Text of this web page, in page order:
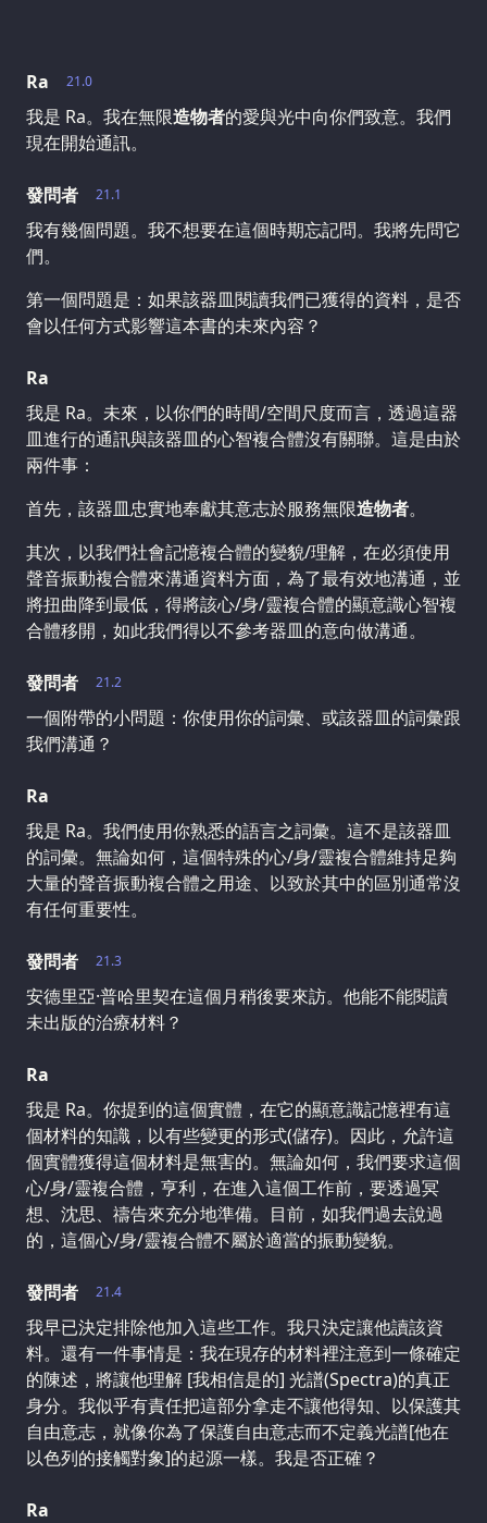
21.0
Ra
我是 Ra。我在無限造物者的愛與光中向你們致意。我們
現在開始通訊。
21.1
發問者
我有幾個問題。我不想要在這個時期忘記問。我將先問它
們。
第一個問題是：如果該器皿閱讀我們已獲得的資料，是否
會以任何方式影響這本書的未來內容？
Ra
我是 Ra。未來，以你們的時間/空間尺度而言，透過這器
皿進行的通訊與該器皿的心智複合體沒有關聯。這是由於
兩件事：
首先，該器皿忠實地奉獻其意志於服務無限造物者。
其次，以我們社會記憶複合體的變貌/理解，在必須使用
聲音振動複合體來溝通資料方面，為了最有效地溝通，並
將扭曲降到最低，得將該心/身/靈複合體的顯意識心智複
合體移開，如此我們得以不參考器皿的意向做溝通。
21.2
發問者
一個附帶的小問題：你使用你的詞彙、或該器皿的詞彙跟
我們溝通？
Ra
我是 Ra。我們使用你熟悉的語言之詞彙。這不是該器皿
的詞彙。無論如何，這個特殊的心/身/靈複合體維持足夠
大量的聲音振動複合體之用途、以致於其中的區別通常沒
有任何重要性。
21.3
發問者
安德里亞·普哈里契在這個月稍後要來訪。他能不能閱讀
未出版的治療材料？
Ra
我是 Ra。你提到的這個實體，在它的顯意識記憶裡有這
個材料的知識，以有些變更的形式(儲存)。因此，允許這
個實體獲得這個材料是無害的。無論如何，我們要求這個
心/身/靈複合體，亨利，在進入這個工作前，要透過冥
想、沈思、禱告來充分地準備。目前，如我們過去說過
的，這個心/身/靈複合體不屬於適當的振動變貌。
21.4
發問者
我早已決定排除他加入這些工作。我只決定讓他讀該資
料。還有一件事情是：我在現存的材料裡注意到一條確定
的陳述，將讓他理解 [我相信是的] 光譜(Spectra)的真正
身分。我似乎有責任把這部分拿走不讓他得知、以保護其
自由意志，就像你為了保護自由意志而不定義光譜[他在
以色列的接觸對象]的起源一樣。我是否正確？
Ra